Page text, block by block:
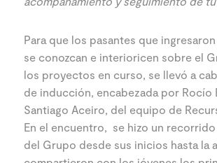
Para que los pasantes que
se conozcan e interioricen sobre el
los proyectos en curso, se llevó a
de inducción, encabezada por Rocío
Santiago Aceiro, del equipo de
En el encuentro, se hizo un
del Grupo desde sus inicios hasta la